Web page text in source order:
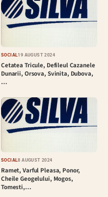
SOCIAL19 AUGUST 2024
Cetatea Tricule, Defileul Cazanele
Dunarii, Orsova, Svinita, Dubova,
…
SOCIAL8 AUGUST 2024
Ramet, Varful Pleasa, Ponor,
Cheile Geogelului, Mogos,
Tomesti,…